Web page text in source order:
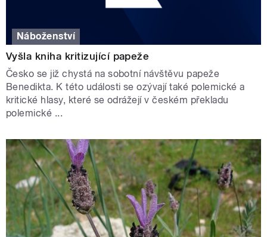
Náboženství
Vyšla kniha kritizující papeže
Česko se již chystá na sobotní návštěvu papeže
Benedikta. K této události se ozývají také polemické a
kritické hlasy, které se odrážejí v českém překladu
polemické ...